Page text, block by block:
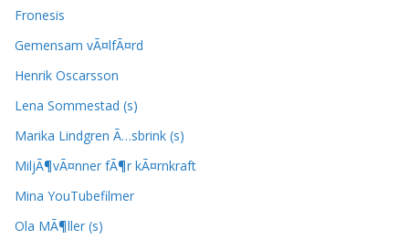
Fronesis
Gemensam vÃ¤lfÃ¤rd
Henrik Oscarsson
Lena Sommestad (s)
Marika Lindgren Ã…sbrink (s)
MiljÃ¶vÃ¤nner fÃ¶r kÃ¤rnkraft
Mina YouTubefilmer
Ola MÃ¶ller (s)